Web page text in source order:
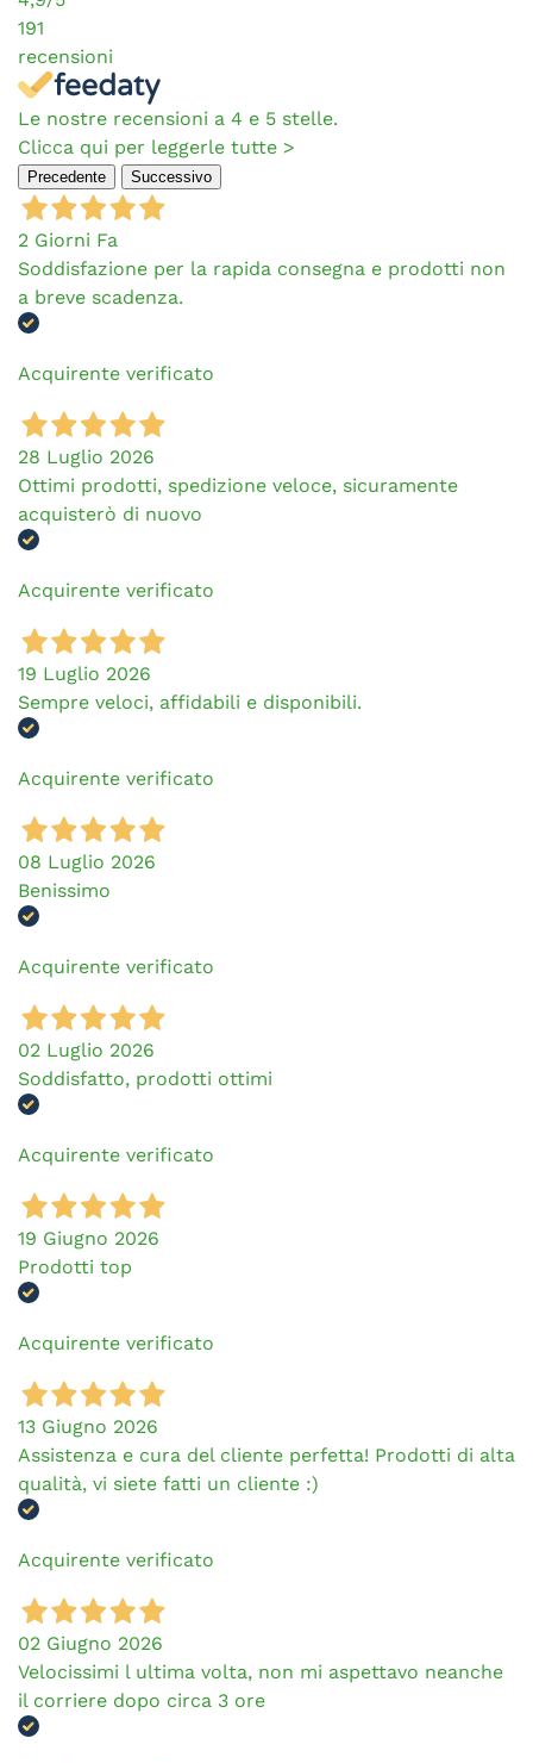
191
recensioni
Le nostre recensioni a 4 e 5 stelle.
Clicca qui per leggerle tutte >
Precedente Successivo
2 Giorni Fa
Soddisfazione per la rapida consegna e prodotti non
a breve scadenza.
Acquirente verificato
28 Luglio 2026
Ottimi prodotti, spedizione veloce, sicuramente
acquisterò di nuovo
Acquirente verificato
19 Luglio 2026
Sempre veloci, affidabili e disponibili.
Acquirente verificato
08 Luglio 2026
Benissimo
Acquirente verificato
02 Luglio 2026
Soddisfatto, prodotti ottimi
Acquirente verificato
19 Giugno 2026
Prodotti top
Acquirente verificato
13 Giugno 2026
Assistenza e cura del cliente perfetta! Prodotti di alta
qualità, vi siete fatti un cliente :)
Acquirente verificato
02 Giugno 2026
Velocissimi l ultima volta, non mi aspettavo neanche
il corriere dopo circa 3 ore